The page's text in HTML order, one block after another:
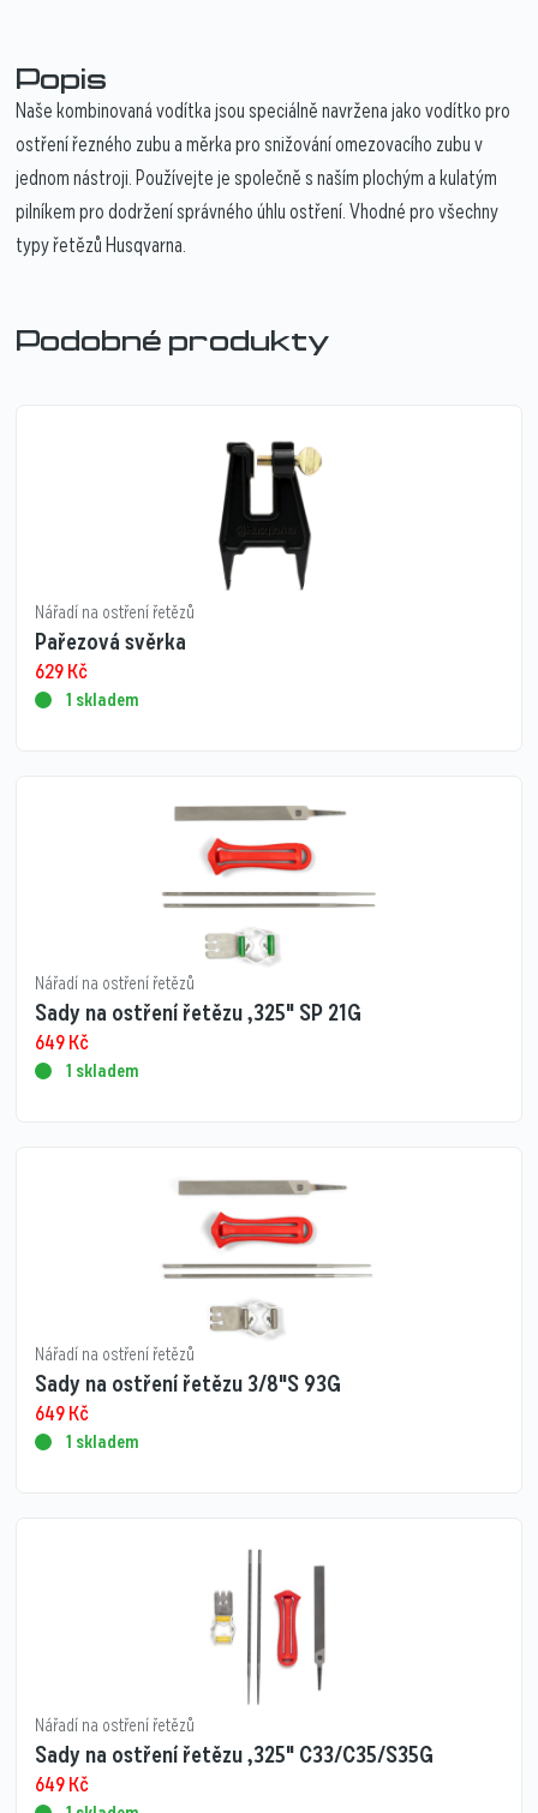
Popis
Naše kombinovaná vodítka jsou speciálně navržena jako vodítko pro
ostření řezného zubu a měrka pro snižování omezovacího zubu v
jednom nástroji. Používejte je společně s naším plochým a kulatým
pilníkem pro dodržení správného úhlu ostření. Vhodné pro všechny
typy řetězů Husqvarna.
Podobné produkty
Nářadí na ostření řetězů
Pařezová svěrka
629Kč
1 skladem
Nářadí na ostření řetězů
Sady na ostření řetězu ,325" SP 21G
649Kč
1 skladem
Nářadí na ostření řetězů
Sady na ostření řetězu 3/8"S 93G
649Kč
1 skladem
Nářadí na ostření řetězů
Sady na ostření řetězu ,325" C33/C35/S35G
649Kč